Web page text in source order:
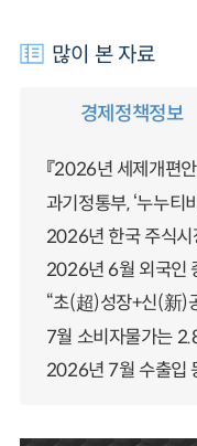
많이 본 자료
경제정책정보
『2026년 세제개편안
과기정통부, ‘누누티
2026년 한국 주식시
2026년 6월 외국인
“초(超)성장+신(新)
7월 소비자물가는
2026년 7월 수출입